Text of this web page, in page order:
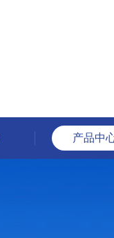
产品中